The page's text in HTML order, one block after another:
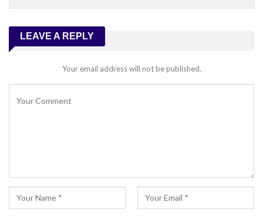
LEAVE A REPLY
Your email address will not be published.